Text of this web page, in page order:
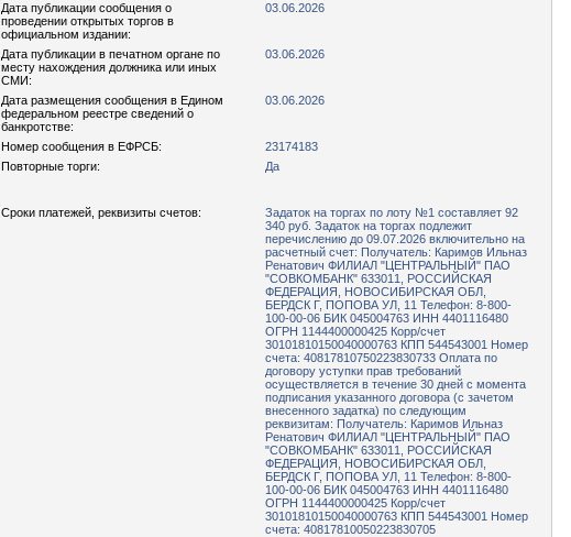
Дата публикации сообщения о
проведении открытых торгов в
официальном издании:
03.06.2026
Дата публикации в печатном органе по
месту нахождения должника или иных
СМИ:
03.06.2026
Дата размещения сообщения в Едином
федеральном реестре сведений о
банкротстве:
03.06.2026
Номер сообщения в ЕФРСБ:
23174183
Повторные торги: Да
Сроки платежей, реквизиты счетов:
Задаток на торгах по лоту №1 составляет 92
340 руб. Задаток на торгах подлежит
перечислению до 09.07.2026 включительно на
расчетный счет: Получатель: Каримов Ильназ
Ренатович ФИЛИАЛ "ЦЕНТРАЛЬНЫЙ" ПАО
"СОВКОМБАНК" 633011, РОССИЙСКАЯ
ФЕДЕРАЦИЯ, НОВОСИБИРСКАЯ ОБЛ,
БЕРДСК Г, ПОПОВА УЛ, 11 Телефон: 8-800-
100-00-06 БИК 045004763 ИНН 4401116480
ОГРН 1144400000425 Корр/счет
30101810150040000763 КПП 544543001 Номер
счета: 40817810750223830733 Оплата по
договору уступки прав требований
осуществляется в течение 30 дней с момента
подписания указанного договора (с зачетом
внесенного задатка) по следующим
реквизитам: Получатель: Каримов Ильназ
Ренатович ФИЛИАЛ "ЦЕНТРАЛЬНЫЙ" ПАО
"СОВКОМБАНК" 633011, РОССИЙСКАЯ
ФЕДЕРАЦИЯ, НОВОСИБИРСКАЯ ОБЛ,
БЕРДСК Г, ПОПОВА УЛ, 11 Телефон: 8-800-
100-00-06 БИК 045004763 ИНН 4401116480
ОГРН 1144400000425 Корр/счет
30101810150040000763 КПП 544543001 Номер
счета: 40817810050223830705